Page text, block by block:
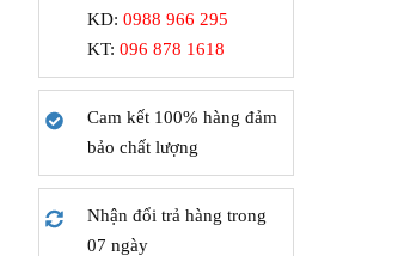
KD: 0988 966 295
KT: 096 878 1618
Cam kết 100% hàng đảm
bảo chất lượng
Nhận đổi trả hàng trong
07 ngày